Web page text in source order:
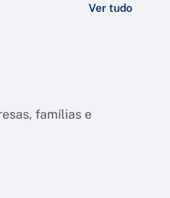
Ver tudo